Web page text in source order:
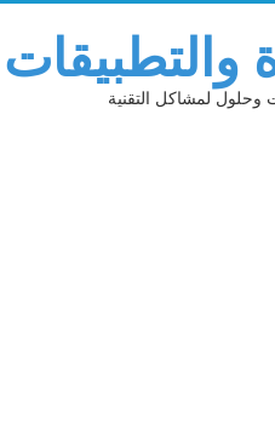
والتطبيقات
وحلول لمشاكل التقنية